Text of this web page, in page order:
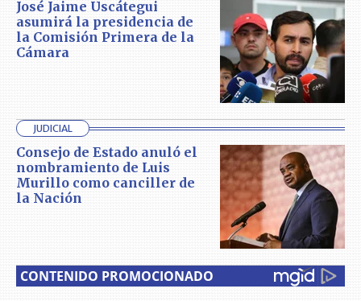
José Jaime Uscátegui
asumirá la presidencia de
la Comisión Primera de la
Cámara
JUDICIAL
Consejo de Estado anuló el
nombramiento de Luis
Murillo como canciller de
la Nación